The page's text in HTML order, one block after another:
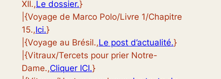
XII.,Le dossier.}
|{Voyage de Marco Polo/Livre 1/Chapitre
15.,Ici.}
|{Voyage au Brésil.,Le post d’actualité.}
|{Vitraux/Tercets pour prier Notre-
Dame.,Cliquer ICI.}